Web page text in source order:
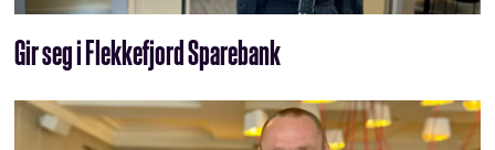
Gir seg i Flekkefjord Sparebank